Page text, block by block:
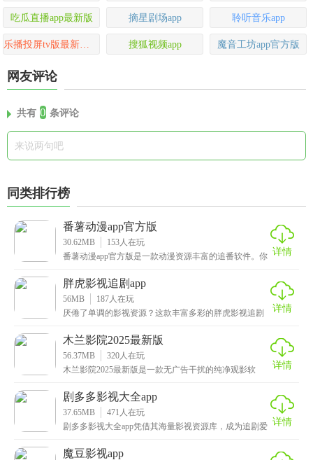
吃瓜直播app最新版 摘星剧场app 聆听音乐app
搜狐视频app 魔音工坊app官方版
网友评论
共有 0 条评论
同类排行榜
番薯动漫app官方版
30.62MB 153 人在玩
番薯动漫app官方版是一款动漫资源丰富的追番软件。你 详情
胖虎影视追剧app
56MB 187 人在玩
厌倦了单调的影视资源？这款丰富多彩的胖虎影视追剧
详情
木兰影院2025最新版
56.37MB 320 人在玩
木兰影院2025最新版是一款无广告干扰的纯净观影软
详情
剧多多影视大全app
37.65MB 471 人在玩
剧多多影视大全app凭借其海量影视资源库，成为追剧爱 详情
魔豆影视app